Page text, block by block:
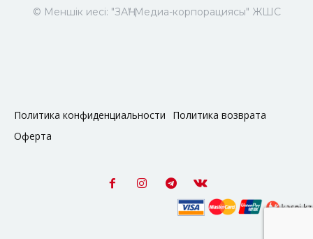
© Меншік иесі: "ЗАҢ" Медиа-корпорациясы" ЖШС
Политика конфиденциальности
Политика возврата
Оферта